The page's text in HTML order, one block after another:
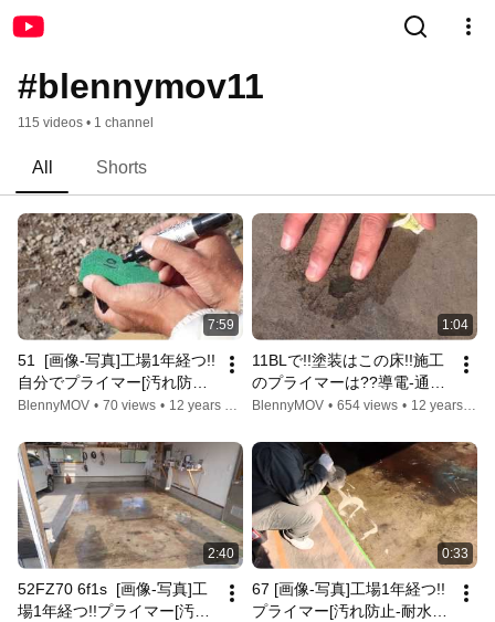
#blennymov11
115 videos • 1 channel
All Shorts
7:59
51  [画像-写真]工場1年経つ!!
自分でプライマー[汚れ防止-
耐水-粉塵-部品見やすさ-ブ
ワンオフ-レストア-旧車-ゴ
ムの入手は?GM-
7775,6800,8300
BlennyMOV • 70 views •
1:04
11BLで!!塗装はこの床!!施工
のプライマーは??導電-通電-
電気の回路!!新設工場だから
コンクリートの粉塵防止で
プライマーした方
が!!20140117-11
BlennyMOV • 654 views •
2:40
52FZ70 6f1s  [画像-写真]工
場1年経つ!!プライマー[汚れ
0:33
67 [画像-写真]工場1年経つ!!
プライマー[汚れ防止-耐水-